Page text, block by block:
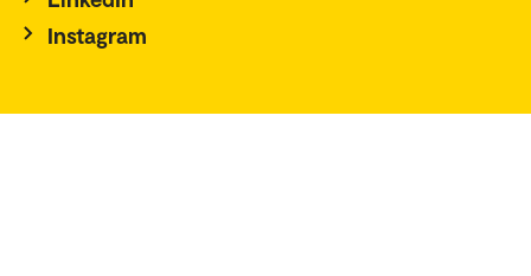
Instagram